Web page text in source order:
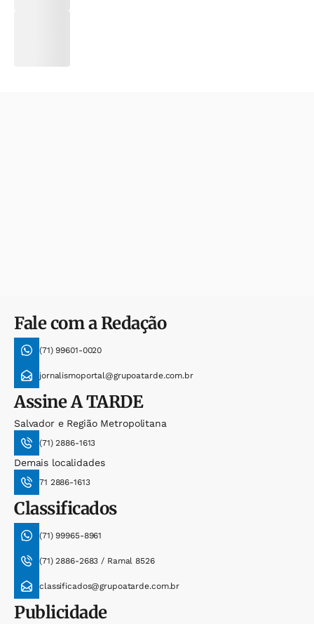
Fale com a Redação
(71) 99601-0020
jornalismoportal@grupoatarde.com.br
AssineA TARDE
Salvador e Região Metropolitana
(71) 2886-1613
Demais localidades
71 2886-1613
Classificados
(71) 99965-8961
(71) 2886-2683 / Ramal 8526
classificados@grupoatarde.com.br
Publicidade